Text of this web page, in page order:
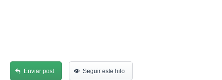
Enviar post Seguir este hilo